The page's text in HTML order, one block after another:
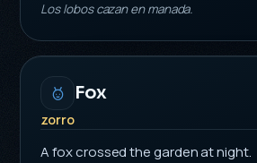
Los lobos cazan en manada.
Fox
zorro
A fox crossed the garden at night.